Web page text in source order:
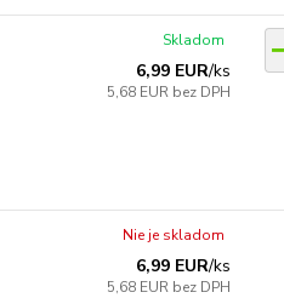
6,99 EUR/ks
5,68 EUR bez DPH
Skladom
6,99 EUR/ks
5,68 EUR bez DPH
Nie je skladom